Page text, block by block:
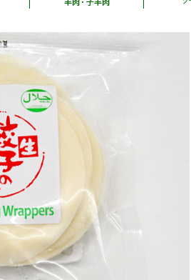
/A4,A5等級ハラール黒毛和牛
/ 国産ハラール牛肉
ュージーランド産ハラールオーシ
ン牛
ありたハラールチキン
/ 子羊肉
/ 無添加ハラールソーセージ
ンスタントヌードル・カレー
ラーメン・ギョーザ
/ ソーセージ
/ デーツ
& Seasoning / 調味料